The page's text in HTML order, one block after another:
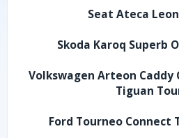
Seat Ateca
Skoda Karoq Superb
Volkswagen Arteon
Tiguan
Ford Tourneo Connect